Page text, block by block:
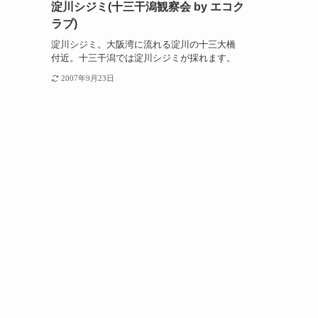
淀川シジミ(十三干潟観察会 by エコク
ラブ)
淀川シジミ。大阪湾に流れる淀川の十三大橋
付近。十三干潟では淀川シジミが採れます。
2007年9月23日